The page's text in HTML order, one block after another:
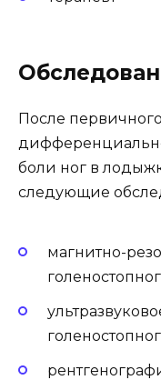
После
боли ног в
следующие
магнитно-